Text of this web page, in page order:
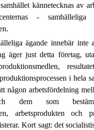
kännetecknas av
- samhälleliga
ägande innebär inte
äger just detta företag,
i hela
någon arbetsfördelning
dem som
arbetsprodukten och
Kort sagt: det